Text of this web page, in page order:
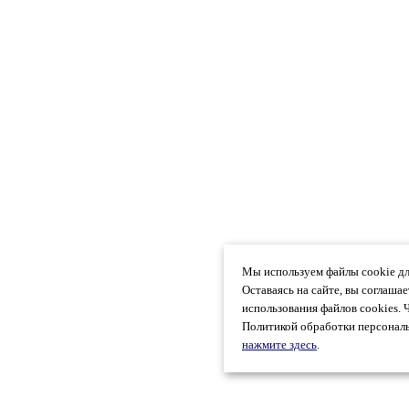
Мы используем файлы cookie
Оставаясь на сайте, вы
использования файлов cookies.
Политикой обработки
нажмите здесь.